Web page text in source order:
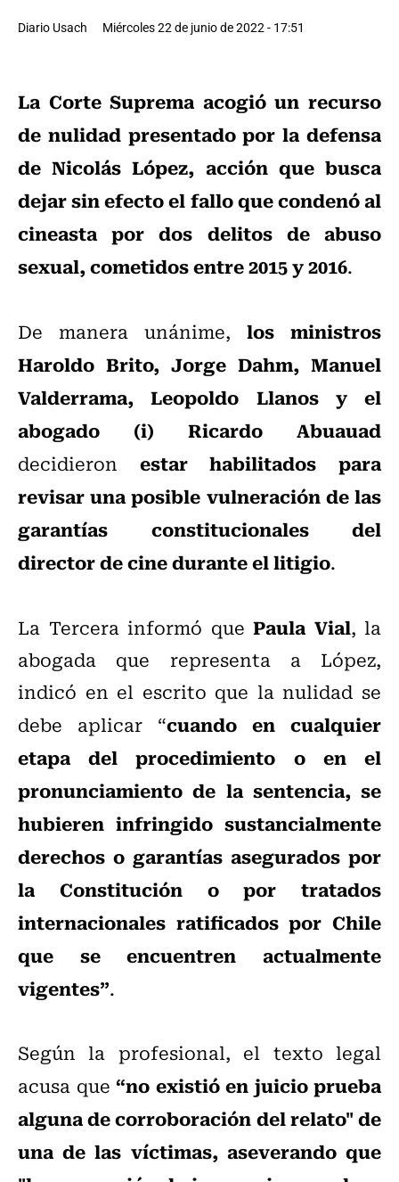
Diario Usach Miércoles 22 de junio de 2022 - 17:51
La Corte Suprema acogió un recurso
de nulidad presentado por la defensa
de Nicolás López, acción que busca
dejar sin efecto el fallo que condenó al
cineasta por dos delitos de abuso
sexual, cometidos entre 2015 y 2016.
De manera unánime, los ministros
Haroldo Brito, Jorge Dahm, Manuel
Valderrama, Leopoldo Llanos y el
abogado (i) Ricardo Abuauad
decidieron estar habilitados para
revisar una posible vulneración de las
garantías constitucionales del
director de cine durante el litigio.
La Tercera informó que Paula Vial, la
abogada que representa a López,
indicó en el escrito que la nulidad se
debe aplicar “cuando en cualquier
etapa del procedimiento o en el
pronunciamiento de la sentencia, se
hubieren infringido sustancialmente
derechos o garantías asegurados por
la Constitución o por tratados
internacionales ratificados por Chile
que se encuentren actualmente
vigentes”.
Según la profesional, el texto legal
acusa que “no existió en juicio prueba
alguna de corroboración del relato" de
una de las víctimas, aseverando que